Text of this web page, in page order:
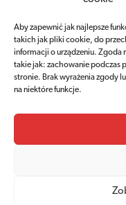
Aby zapewnić jak najlepsze
takich jak pliki cookie, do
informacji o urządzeniu. Zgoda
takie jak: zachowanie podczas
stronie. Brak wyrażenia zgody
na niektóre funkcje.
More
Attractions